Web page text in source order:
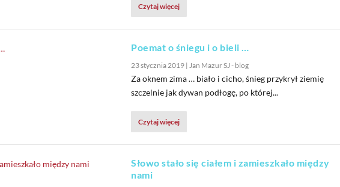
Czytaj więcej
Poemat o śniegu i o bieli …
23 stycznia 2019 | Jan Mazur SJ - blog
Za oknem zima … biało i cicho, śnieg przykrył ziemię
szczelnie jak dywan podłogę, po której...
Czytaj więcej
Słowo stało się ciałem i zamieszkało między
nami